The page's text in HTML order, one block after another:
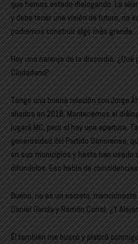
que hemos estado dialogando. La
y debe tener una visión de futuro, no
podremos construir algo más grande.
Hay una naranja de la discordia.
Ciudadano?
Tengo una buena relación con Jorge
aliados en 2018. Mantenemos el
jugará MC, pero sí hay una apertura.
generosidad del Partido Sonorense,
en sus municipios y hasta han usado
difundirlos. Eso habla de
Bueno, no es un secreto,
Daniel García y Ramón Corral. ¿Y
Él también me buscó y platicó